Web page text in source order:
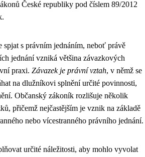
České republiky pod číslem 89/2012
spjat s právním jednáním, neboť právě
jednání vzniká většina závazkových
praxi. Závazek je právní vztah, v němž se
na dlužníkovi splnění určité povinnosti,
Občanský zákoník rozlišuje několik
přičemž nejčastějším je vznik na základě
nebo vícestranného právního jednání.
určité náležitosti, aby mohlo vyvolat